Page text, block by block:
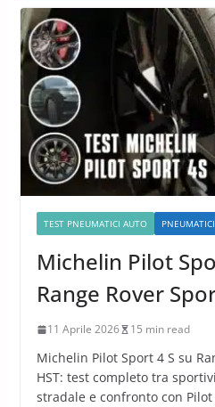
TEST PNEUMATICI AUTO
Michelin Pilot
Range Rover
11 Aprile 2026 15 min read
Michelin Pilot Sport 4 S su
HST: test completo tra
stradale e confronto con